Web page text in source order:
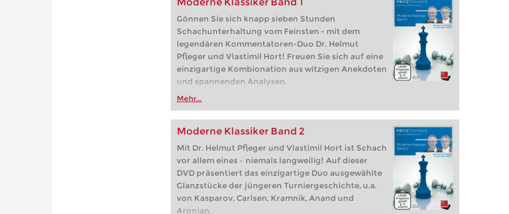
Moderne Klassiker Band 1
Gönnen Sie sich knapp sieben Stunden
Schachunterhaltung vom Feinsten - mit dem
legendären Kommentatoren-Duo Dr. Helmut
Pfleger und Vlastimil Hort! Freuen Sie sich auf eine
einzigartige Kombionation aus witzigen Anekdoten
und spannenden Analysen.
Mehr...
Moderne Klassiker Band 2
Mit Dr. Helmut Pfleger und Vlastimil Hort ist Schach
vor allem eines – niemals langweilig! Auf dieser
DVD präsentiert das einzigartige Duo ausgewählte
Glanzstücke der jüngeren Turniergeschichte, u.a.
von Kasparov, Carlsen, Kramnik, Anand und
Aronian.